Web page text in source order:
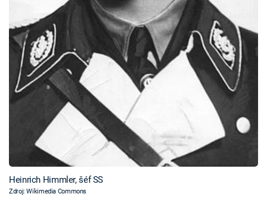
Heinrich Himmler, šéf SS
Zdroj: Wikimedia Commons